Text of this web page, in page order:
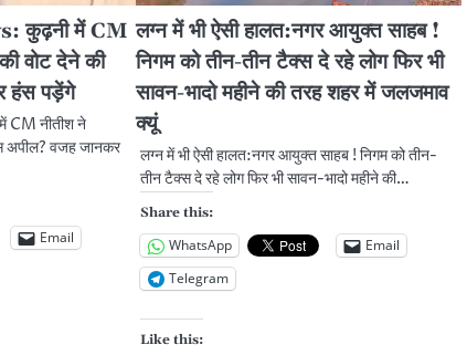
कुढ़नी में CM
वोट देने की
हंस पड़ेंगे
नीतीश ने
अपील? वजह जानकर
Email
लग्न में भी ऐसी हालत:नगर आयुक्त साहब !
निगम को तीन-तीन टैक्स दे रहे लोग फिर भी
सावन-भादो महीने की तरह शहर में जलजमाव
क्यूं
लग्न में भी ऐसी हालत:नगर आयुक्त साहब ! निगम को तीन-
तीन टैक्स दे रहे लोग फिर भी सावन-भादो महीने की…
Share this:
WhatsApp
Email
Telegram
Like this: